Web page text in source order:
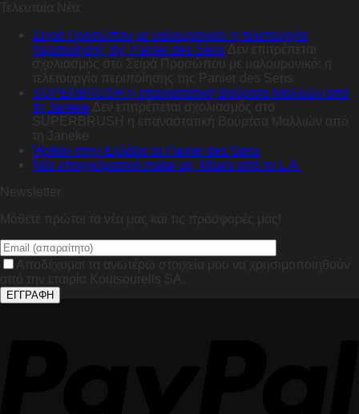
Τελευταία Νέα
Σειρά Προσώπου με υαλουρονικό: η τελετουργία
περιποίησης της Panier des Sens Δεν επιτρέπεται
σχολιασμός
στο Σειρά Προσώπου με υαλουρονικό: η
τελετουργία περιποίησης της Panier des Sens
SUPERBRUSH η επαναστατική Βούρτσα Μαλλιών από
τη Janeke Δεν επιτρέπεται σχολιασμός
SUPERBRUSH η επαναστατική Βούρτσα Μαλλιών από
τη Janeke
Ήρθαν στην Ελλάδα τα Panier des Sens
Nέο επαγγελματικό make up, Milani από το L.A.
Newsletter
Μάθετε πρώτοι τα νέα μας και τις προσφορές μας!
Αποδέχομαι τα ανωτέρω στοιχεία μου να χρησιμοποιηθούν
από την εταιρία Koutsourelis SA.